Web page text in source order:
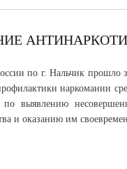
по г. Нальчик прошло
наркомании
выявлению
и оказанию им